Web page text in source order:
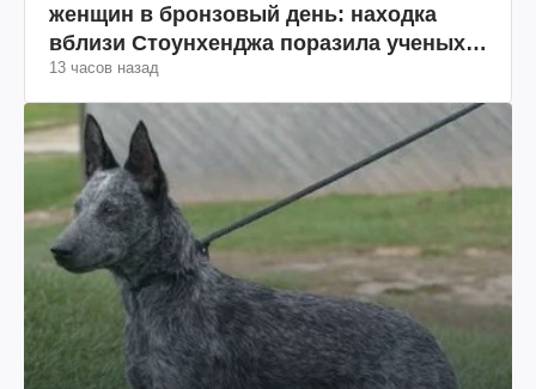
женщин в бронзовый день: находка
вблизи Стоунхенджа поразила ученых
(фото)
13 часов назад